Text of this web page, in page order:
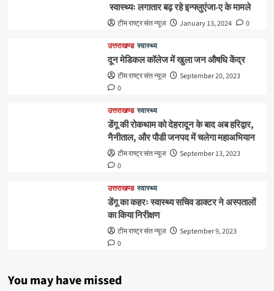
स्वास्थ्यः लगातार बढ़ रहे इन्फ्लुएंजा-ए के मामले
टीम राष्ट्र संत न्यूज January 13, 2024 0
उत्तराखण्ड स्वास्थ्य
दून मेडिकल कॉलेज में खुला जन औषधि केंद्र
टीम राष्ट्र संत न्यूज
September 20, 2023
0
उत्तराखण्ड स्वास्थ्य
डेंगू की रोकथाम को देहरादून के बाद अब हरिद्वार,
नैनीताल, और पौडी जनपद में चलेगा महाअभियान
टीम राष्ट्र संत न्यूज
September 13, 2023
0
उत्तराखण्ड स्वास्थ्य
डेंगू का कहरः स्वास्थ्य सचिव डाक्टर ने अस्पतालों
का किया निरीक्षण
टीम राष्ट्र संत न्यूज
September 9, 2023
0
You may have missed